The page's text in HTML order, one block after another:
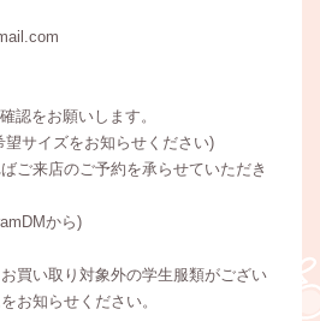
認をお願いします。
サイズをお知らせください)
ご来店のご予約を承らせていただき
から)
買い取り対象外の学生服類がござい
お知らせください。